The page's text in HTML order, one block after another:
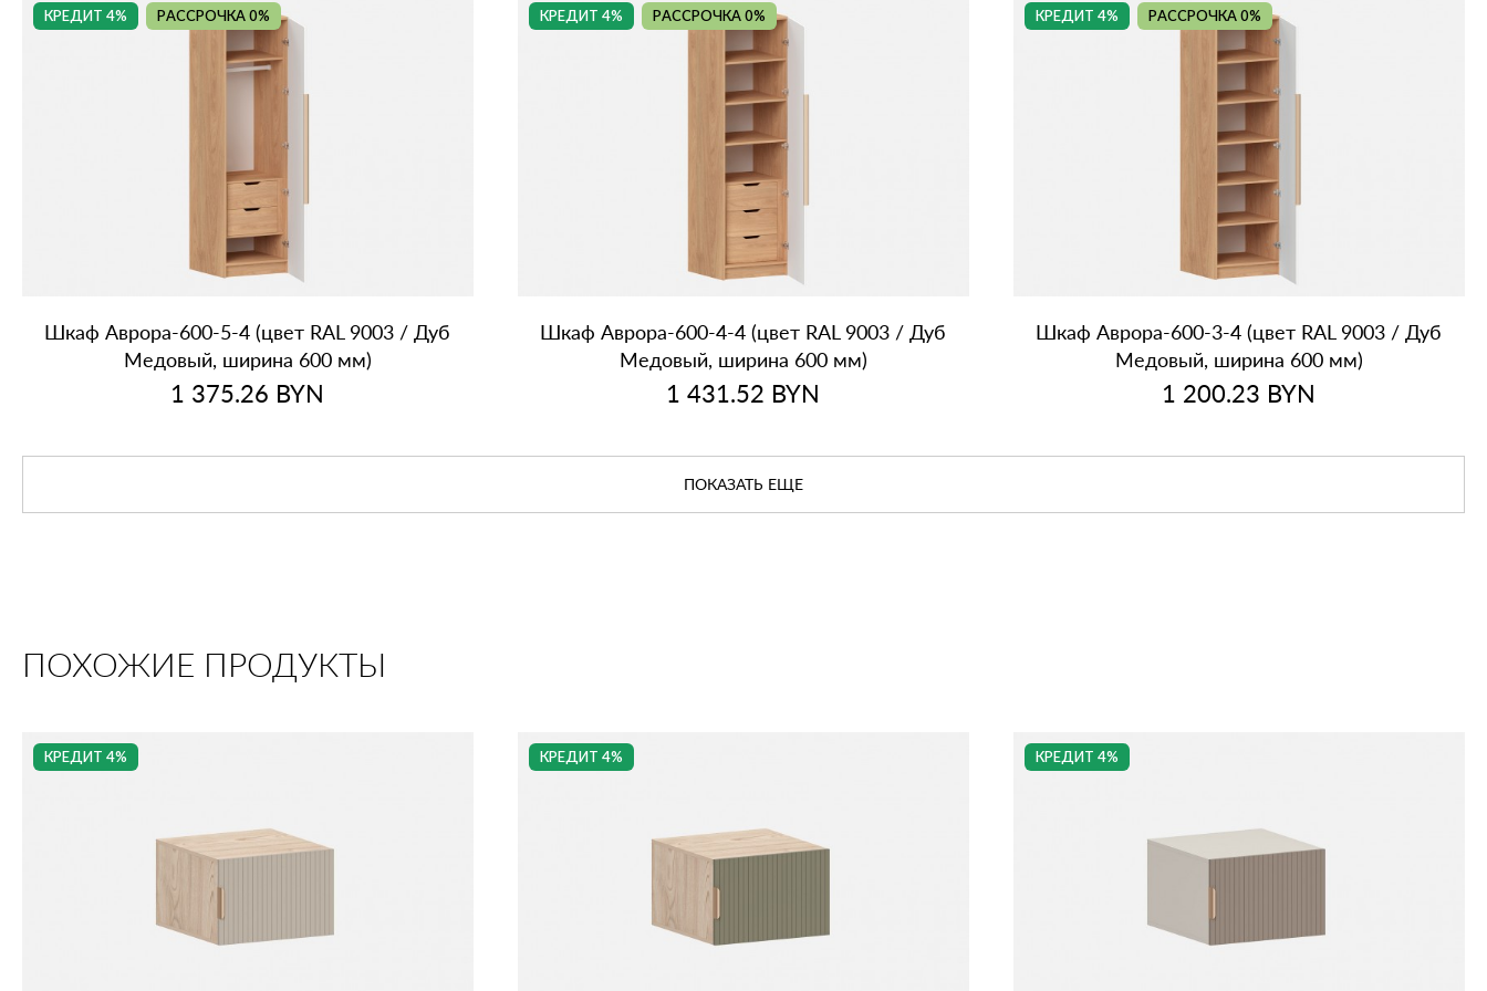
КРЕДИТ 4% РАССРОЧКА 0%
Шкаф Аврора‑600‑5‑4 (цвет RAL 9003 / Дуб
Медовый, ширина 600 мм)
1 375.26 BYN
КРЕДИТ 4% РАССРОЧКА 0%
Шкаф Аврора‑600‑4‑4 (цвет RAL 9003 / Дуб
Медовый, ширина 600 мм)
1 431.52 BYN
КРЕДИТ 4% РАССРОЧКА 0%
Шкаф Аврора‑600‑3‑4 (цвет RAL 9003 / Дуб
Медовый, ширина 600 мм)
1 200.23 BYN
ПОКАЗАТЬ ЕЩЕ
ПОХОЖИЕ ПРОДУКТЫ
КРЕДИТ 4% КРЕДИТ 4% КРЕДИТ 4%